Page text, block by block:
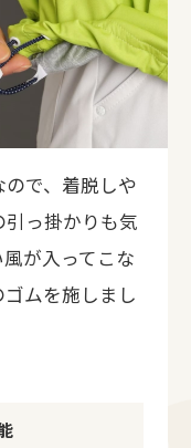
で、着脱しや
っ掛かりも気
が入ってこな
ムを施しまし